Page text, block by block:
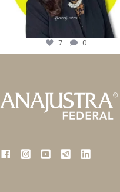
7 0